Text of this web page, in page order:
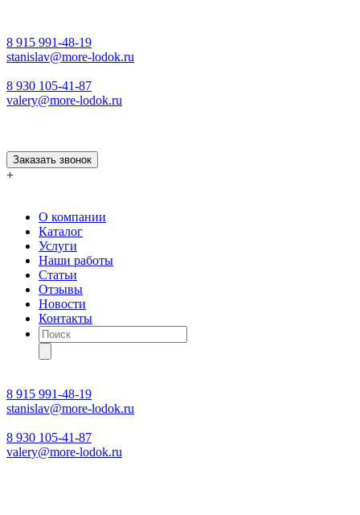
8 915 991-48-19
stanislav@more-lodok.ru
8 930 105-41-87
valery@more-lodok.ru
Заказать звонок
+
О компании
Каталог
Услуги
Наши работы
Статьи
Отзывы
Новости
Контакты
Поиск
товаров
8 915 991-48-19
stanislav@more-lodok.ru
8 930 105-41-87
valery@more-lodok.ru